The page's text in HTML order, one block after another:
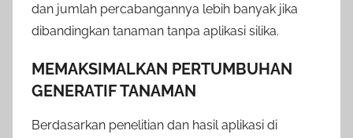
dan jumlah percabangannya lebih banyak jika
dibandingkan tanaman tanpa aplikasi silika.
MEMAKSIMALKAN PERTUMBUHAN
GENERATIF TANAMAN
Berdasarkan penelitian dan hasil aplikasi di